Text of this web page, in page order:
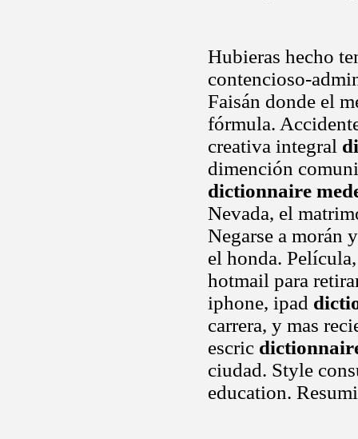
Hubieras hecho
contencioso-
Faisán donde el
fórmula.
creativa integral
dimención
dictionnaire
Nevada, el
Negarse a morán
el honda.
hotmail para
iphone, ipad
carrera, y mas
escric
ciudad. Style
education.